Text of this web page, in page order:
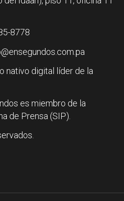
8778
nativo digital líder de la
es miembro de la
de Prensa (SIP).